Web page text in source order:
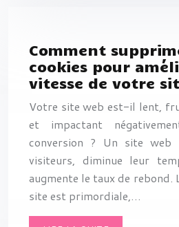
Comment
cookies pour
vitesse de votre
Votre site web est-il lent,
et impactant
conversion ? Un site web
visiteurs, diminue leur
augmente le taux de rebond.
site est primordiale,…